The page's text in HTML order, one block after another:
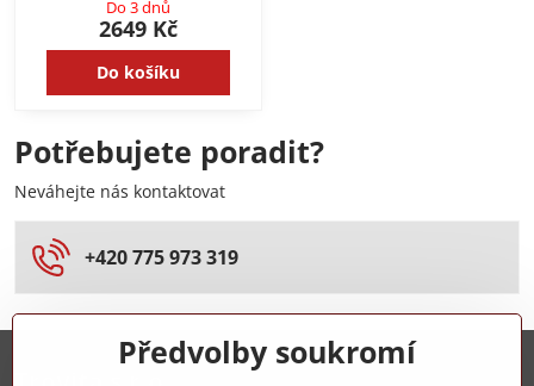
Do 3 dnů
2649 Kč
Do košíku
Potřebujete poradit?
Neváhejte nás kontaktovat
+420 775 973 319
Předvolby soukromí